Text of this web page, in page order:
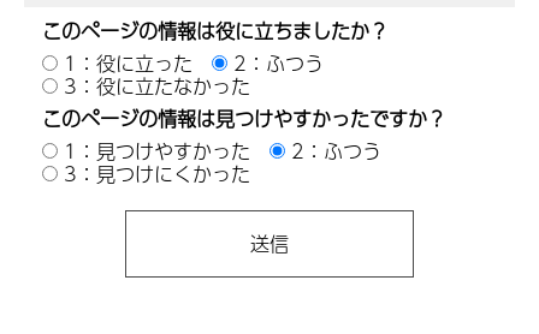
このページの情報は役に立ちましたか？
1：役に立った
2：ふつう
3：役に立たなかった
このページの情報は見つけやすかったですか？
1：見つけやすかった
2：ふつう
3：見つけにくかった